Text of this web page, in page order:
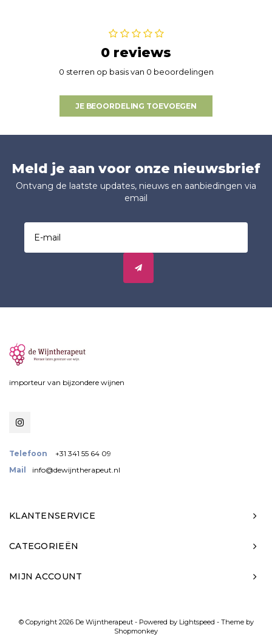
0 reviews
0 sterren op basis van 0 beoordelingen
JE BEOORDELING TOEVOEGEN
Meld je aan voor onze nieuwsbrief
Ontvang de laatste updates, nieuws en aanbiedingen via
email
importeur van bijzondere wijnen
Telefoon
+31 341 55 64 09
Mail
info@dewijntherapeut.nl
KLANTENSERVICE
CATEGORIEËN
MIJN ACCOUNT
© Copyright 2026 De Wijntherapeut - Powered by Lightspeed - Theme by
Shopmonkey